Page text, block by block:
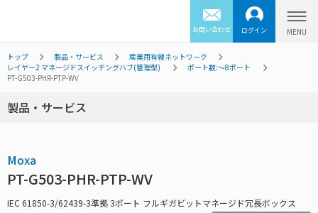
お問い合わせ ログイン
トップ 製品・サービス
産業用有線ネットワーク
レイヤー2 マネージドスイッチングハブ(管理型)
ポート数:～8ポート
PT-G503-PHR-PTP-WV
製品・サービス
Moxa
PT-G503-PHR-PTP-WV
IEC 61850-3/62439-3準拠 3ポート フルギガビットマネージド冗長ボックス